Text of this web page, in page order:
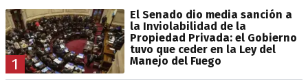
1
El Senado dio media sanción a
la Inviolabilidad de la
Propiedad Privada: el Gobierno
tuvo que ceder en la Ley del
Manejo del Fuego